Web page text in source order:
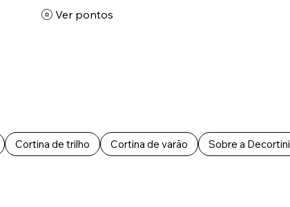
Cortina de trilho Cortina de varão Sobre a Decortini
Ver pontos